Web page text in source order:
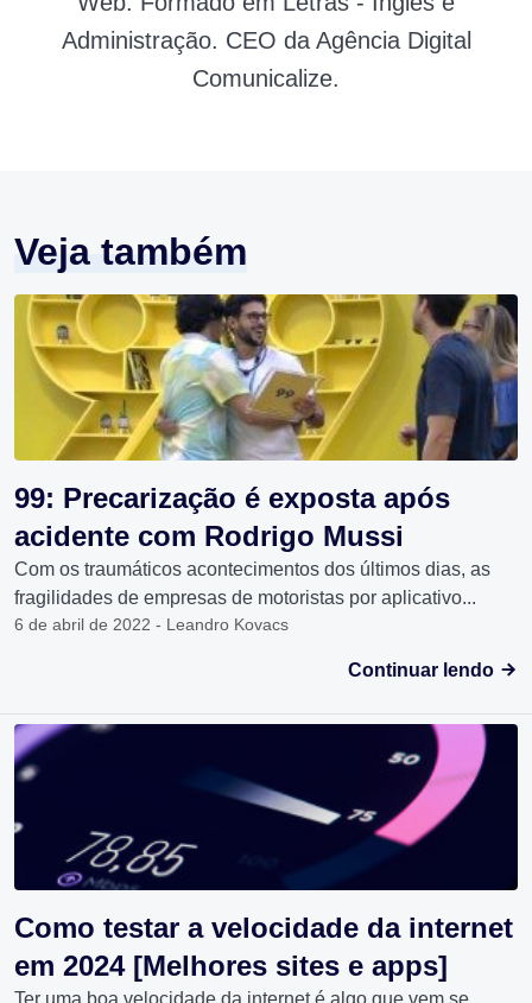
Administração. CEO da Agência Digital
Comunicalize.
Veja também
99: Precarização é exposta após
acidente com Rodrigo Mussi
Com os traumáticos acontecimentos dos últimos dias, as
fragilidades de empresas de motoristas por aplicativo...
6 de abril de 2022 - Leandro Kovacs
Continuar lendo
Como testar a velocidade da internet
em 2024 [Melhores sites e apps]